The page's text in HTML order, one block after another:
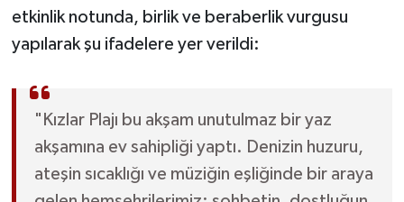
etkinlik notunda, birlik ve beraberlik vurgusu
yapılarak şu ifadelere yer verildi:
"Kızlar Plajı bu akşam unutulmaz bir yaz
akşamına ev sahipliği yaptı. Denizin huzuru,
ateşin sıcaklığı ve müziğin eşliğinde bir araya
Ulusal